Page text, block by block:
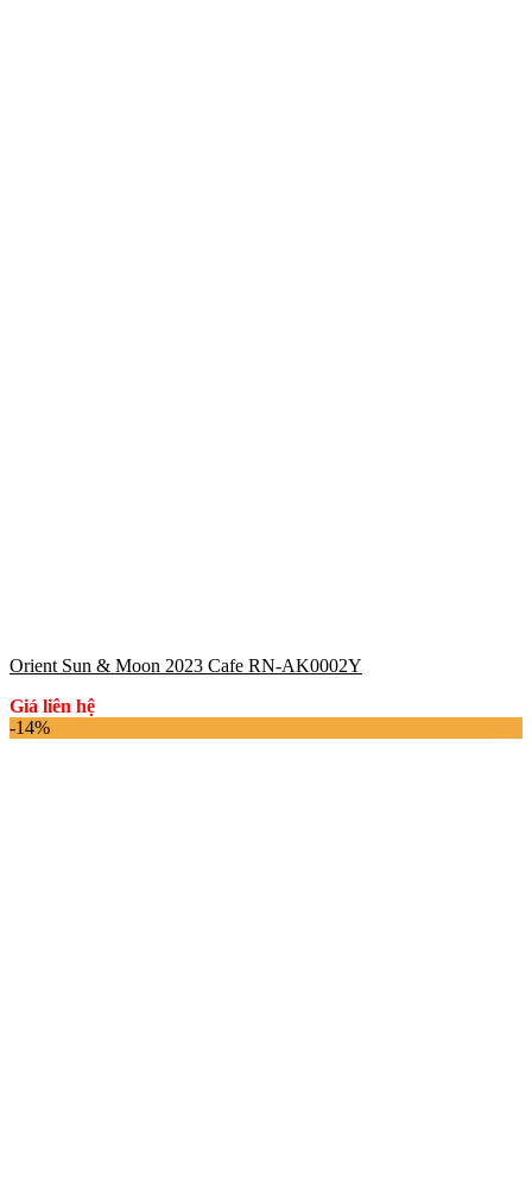
Orient Sun & Moon 2023 Cafe RN-AK0002Y
Giá liên hệ
-14%